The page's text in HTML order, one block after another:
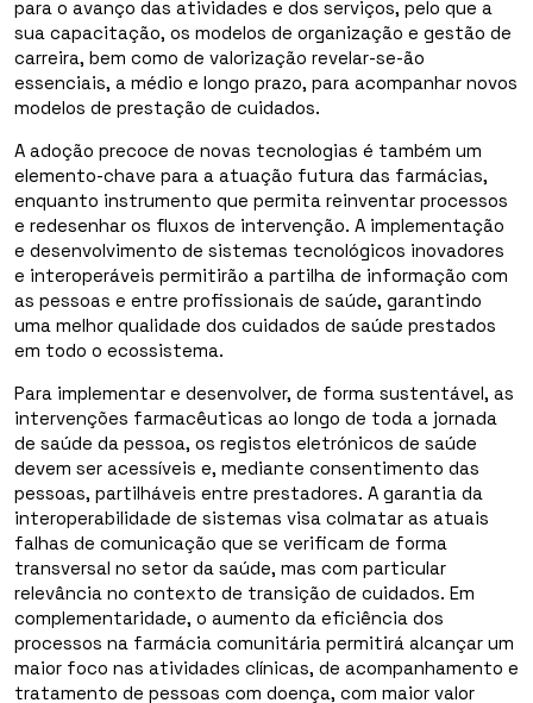
para o avanço das atividades e dos serviços, pelo que a
sua capacitação, os modelos de organização e gestão de
carreira, bem como de valorização revelar-se-ão
essenciais, a médio e longo prazo, para acompanhar novos
modelos de prestação de cuidados.
A adoção precoce de novas tecnologias é também um
elemento-chave para a atuação futura das farmácias,
enquanto instrumento que permita reinventar processos
e redesenhar os fluxos de intervenção. A implementação
e desenvolvimento de sistemas tecnológicos inovadores
e interoperáveis permitirão a partilha de informação com
as pessoas e entre profissionais de saúde, garantindo
uma melhor qualidade dos cuidados de saúde prestados
em todo o ecossistema.
Para implementar e desenvolver, de forma sustentável, as
intervenções farmacêuticas ao longo de toda a jornada
de saúde da pessoa, os registos eletrónicos de saúde
devem ser acessíveis e, mediante consentimento das
pessoas, partilháveis entre prestadores. A garantia da
interoperabilidade de sistemas visa colmatar as atuais
falhas de comunicação que se verificam de forma
transversal no setor da saúde, mas com particular
relevância no contexto de transição de cuidados. Em
complementaridade, o aumento da eficiência dos
processos na farmácia comunitária permitirá alcançar um
maior foco nas atividades clínicas, de acompanhamento e
tratamento de pessoas com doença, com maior valor